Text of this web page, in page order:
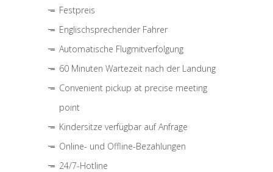
Festpreis
Englischsprechender Fahrer
Automatische Flugmitverfolgung
60 Minuten Wartezeit nach der Landung
Convenient pickup at precise meeting
point
Kindersitze verfügbar auf Anfrage
Online- und Offline-Bezahlungen
24/7-Hotline